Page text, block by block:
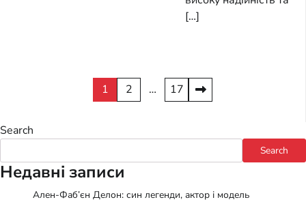
[…]
1 2 … 17
Search
Search
Недавні записи
Ален-Фаб’єн Делон: син легенди, актор і модель